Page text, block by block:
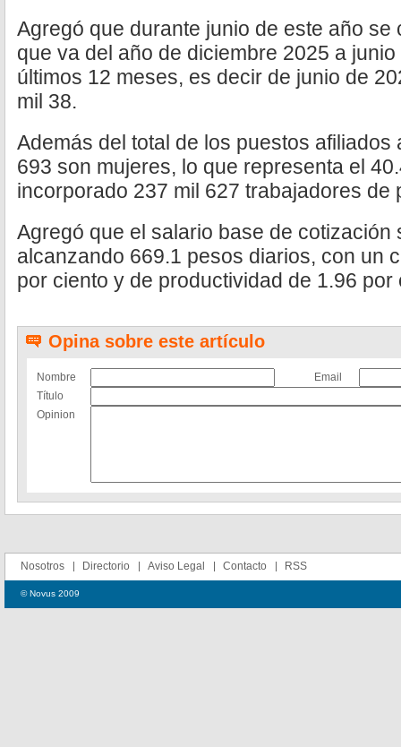
Agregó que durante junio de este año se
que va del año de diciembre 2025 a
últimos 12 meses, es decir de junio de
mil 38.
Además del total de los puestos afiliados
693 son mujeres, lo que representa el
incorporado 237 mil 627 trabajadores de
Agregó que el salario base de cotización
alcanzando 669.1 pesos diarios, con un
por ciento y de productividad de 1.96 por
Opina sobre este artículo
Nombre
Email
Título
Opinion
Nosotros Directorio Aviso Legal Contacto RSS
© Novus 2009